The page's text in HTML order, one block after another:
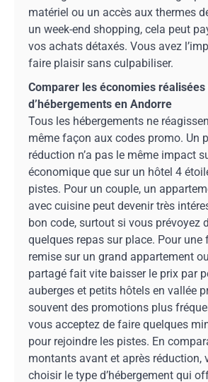
matériel ou un accès aux thermes
un week-end shopping, cela peut
vos achats détaxés. Vous avez
faire plaisir sans culpabiliser.
Comparer les économies
d’hébergements en Andorre
Tous les hébergements ne
même façon aux codes promo. Un
réduction n’a pas le même impact
économique que sur un hôtel 4
pistes. Pour un couple, un
avec cuisine peut devenir très
bon code, surtout si vous prévoyez
quelques repas sur place. Pour une
remise sur un grand appartement
partagé fait vite baisser le prix par
auberges et petits hôtels en vallée
souvent des promotions plus
vous acceptez de faire quelques
pour rejoindre les pistes. En
montants avant et après réduction,
choisir le type d’hébergement qui